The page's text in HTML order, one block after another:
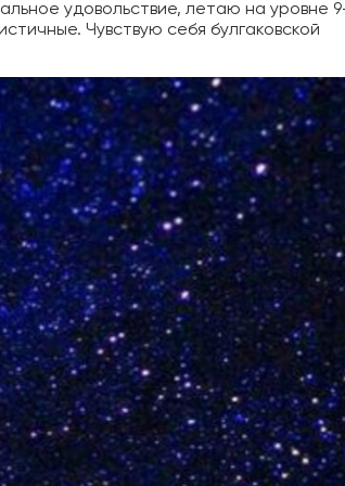
удовольствие, летаю на уровне
Чувствую себя булгаковской